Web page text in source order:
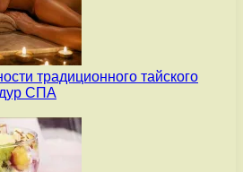
традиционного тайского
СПА